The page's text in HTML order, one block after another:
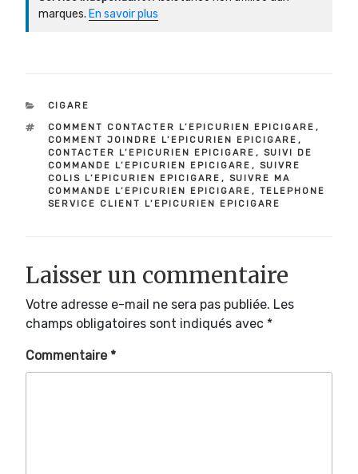
marques. En savoir plus
CATÉGORIES
CIGARE
ÉTIQUETTES
COMMENT CONTACTER L’EPICURIEN EPICIGARE ,
COMMENT JOINDRE L’EPICURIEN EPICIGARE ,
CONTACTER L’EPICURIEN EPICIGARE , SUIVI DE
COMMANDE L’EPICURIEN EPICIGARE , SUIVRE
COLIS L’EPICURIEN EPICIGARE , SUIVRE MA
COMMANDE L’EPICURIEN EPICIGARE , TELEPHONE
SERVICE CLIENT L’EPICURIEN EPICIGARE
Laisser un commentaire
Votre adresse e-mail ne sera pas publiée. Les
champs obligatoires sont indiqués avec *
Commentaire *